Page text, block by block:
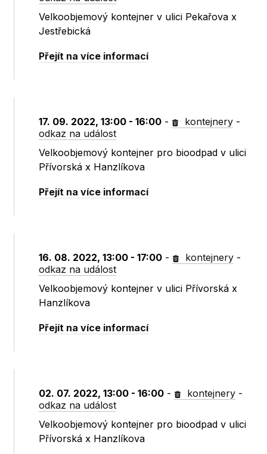
Velkoobjemový kontejner v ulici Pekařova x
Jestřebická
Přejít na více informací
17. 09. 2022, 13:00 - 16:00 - kontejnery -
odkaz na událost
Velkoobjemový kontejner pro bioodpad v ulici
Přívorská x Hanzlíkova
Přejít na více informací
16. 08. 2022, 13:00 - 17:00 - kontejnery -
odkaz na událost
Velkoobjemový kontejner v ulici Přívorská x
Hanzlíkova
Přejít na více informací
02. 07. 2022, 13:00 - 16:00 - kontejnery -
odkaz na událost
Velkoobjemový kontejner pro bioodpad v ulici
Přívorská x Hanzlíkova